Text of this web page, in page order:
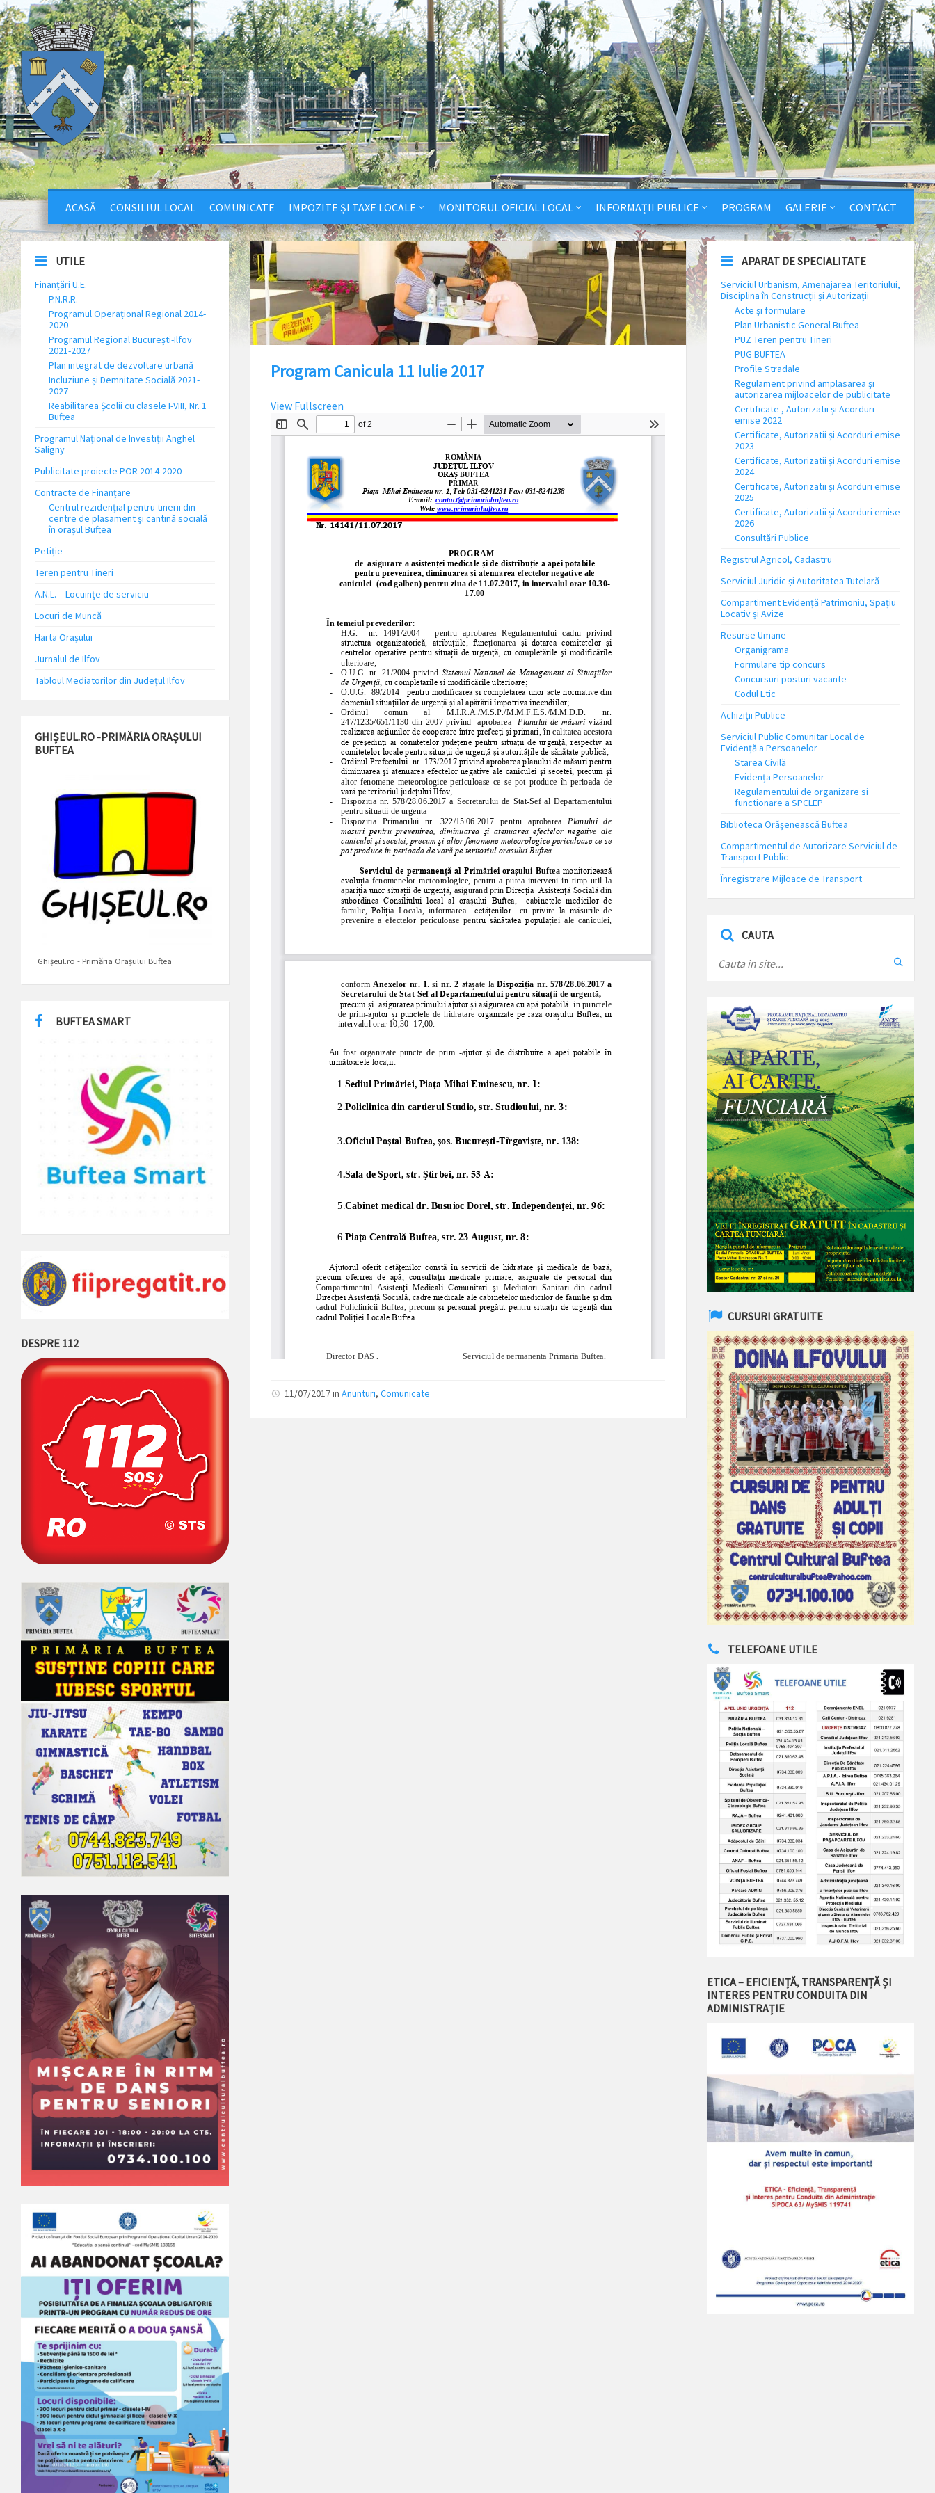
ACASĂ CONSILIUL LOCAL COMUNICATE IMPOZITE ȘI TAXE LOCALE MONITORUL OFICIAL LOCAL INFORMAȚII PUBLICE PROGRAM GALERIE CONTACT
Program Canicula 11 Iulie 2017
View Fullscreen
11/07/2017in Anunturi, Comunicate
UTILE
Finanțări U.E.
P.N.R.R.
Programul Operațional Regional 2014-
2020
Programul Regional București-Ilfov
2021-2027
Plan integrat de dezvoltare urbană
Incluziune și Demnitate Socială 2021-
2027
Reabilitarea Școlii cu clasele I-VIII, Nr. 1
Buftea
Programul Național de Investiții Anghel
Saligny
Publicitate proiecte POR 2014-2020
Contracte de Finanțare
Centrul rezidențial pentru tinerii din
centre de plasament și cantină socială
în orașul Buftea
Petiție
Teren pentru Tineri
A.N.L. – Locuinţe de serviciu
Locuri de Muncă
Harta Orașului
Jurnalul de Ilfov
Tabloul Mediatorilor din Județul Ilfov
GHIȘEUL.RO -PRIMĂRIA ORAȘULUI
BUFTEA
Ghișeul.ro - Primăria Orașului Buftea
BUFTEA SMART
DESPRE 112
APARAT DE SPECIALITATE
Serviciul Urbanism, Amenajarea Teritoriului,
Disciplina în Construcții și Autorizații
Acte și formulare
Plan Urbanistic General Buftea
PUZ Teren pentru Tineri
PUG BUFTEA
Profile Stradale
Regulament privind amplasarea și
autorizarea mijloacelor de publicitate
Certificate , Autorizatii și Acorduri
emise 2022
Certificate, Autorizatii și Acorduri emise
2023
Certificate, Autorizatii și Acorduri emise
2024
Certificate, Autorizatii și Acorduri emise
2025
Certificate, Autorizatii și Acorduri emise
2026
Consultări Publice
Registrul Agricol, Cadastru
Serviciul Juridic și Autoritatea Tutelară
Compartiment Evidență Patrimoniu, Spațiu
Locativ și Avize
Resurse Umane
Organigrama
Formulare tip concurs
Concursuri posturi vacante
Codul Etic
Achiziții Publice
Serviciul Public Comunitar Local de
Evidență a Persoanelor
Starea Civilă
Evidența Persoanelor
Regulamentului de organizare si
functionare a SPCLEP
Biblioteca Orășenească Buftea
Compartimentul de Autorizare Serviciul de
Transport Public
Înregistrare Mijloace de Transport
CAUTA
CURSURI GRATUITE
TELEFOANE UTILE
ETICA – EFICIENȚĂ, TRANSPARENȚĂ ȘI
INTERES PENTRU CONDUITA DIN
ADMINISTRAȚIE